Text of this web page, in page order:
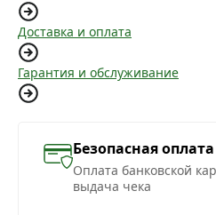
Доставка и оплата
Гарантия и обслуживание
Безопасная оплата
Оплата банковской
выдача чека